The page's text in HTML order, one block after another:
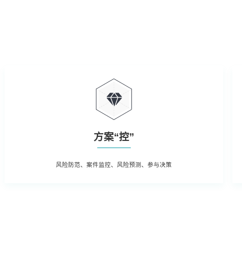
方案“控”
风险防范、案件监控、风险预测、参与决策